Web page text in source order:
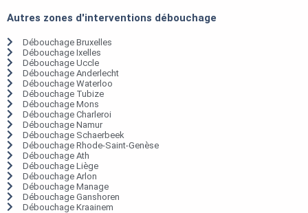
Autres zones d'interventions débouchage
Débouchage Bruxelles
Débouchage Ixelles
Débouchage Uccle
Débouchage Anderlecht
Débouchage Waterloo
Débouchage Tubize
Débouchage Mons
Débouchage Charleroi
Débouchage Namur
Débouchage Schaerbeek
Débouchage Rhode-Saint-Genèse
Débouchage Ath
Débouchage Liège
Débouchage Arlon
Débouchage Manage
Débouchage Ganshoren
Débouchage Kraainem